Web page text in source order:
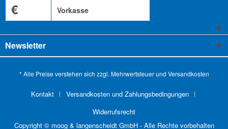
€ Vorkasse
Newsletter
* Alle Preise verstehen sich zzgl. Mehrwertsteuer und Versandkosten
Kontakt
Versandkosten und Zahlungsbedingungen
Widerrufsrecht
Copyright © moog & langenscheidt GmbH - Alle Rechte vorbehalten